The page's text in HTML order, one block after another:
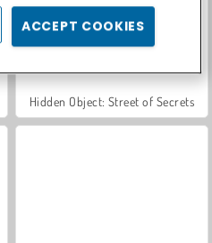
Hidden Object: Street of Secrets
ACCEPT COOKIES